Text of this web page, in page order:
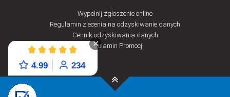
Wypełnij zgłoszenie online
Regulamin zlecenia na odzyskiwanie danych
Cennik odzyskiwania danych
Regulamin Promocji
✕
4.99 234